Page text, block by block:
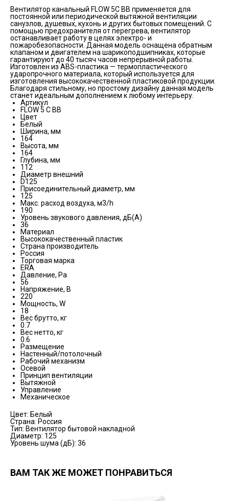
Вентилятор канальный FLOW 5C BB применяется для
постоянной или периодической вытяжной вентиляции
санузлов, душевых, кухонь и других бытовых помещений. С
помощью предохранителя от перегрева, вентилятор
останавливает работу в целях электро- и
пожаробезопасности. Данная модель оснащена обратным
клапаном и двигателем на шарикоподшипниках, которые
гарантируют до 40 тысяч часов непрерывной работы.
Изготовлен из ABS-пластика — термопластического
ударопрочного материала, который используется для
изготовления высококачественной пластиковой продукции.
Благодаря стильному, но простому дизайну данная модель
станет идеальным дополнением к любому интерьеру.
Артикул
FLOW 5 C BB
Цвет
Белый
Ширина, мм
164
Высота, мм
164
Глубина, мм
112
Диаметр внешний
D125
Присоединительный диаметр, мм
125
Макс. расход воздуха, м3/h
190
Уровень звукового давления, дБ(А)
36
Материал
Высококачественный пластик
Страна производитель
Россия
Торговая марка
ERA
Давление, Pa
56
Напряжение, В
220
Мощность, W
18
Вес брутто, кг
0.7
Вес нетто, кг
0.6
Размещение
Настенный/потолочный
Рабочий механизм
Осевой
Принцип вентиляции
Вытяжной
Управление
Механическое
Цвет: Белый
Страна: Россия
Тип: Вентилятор бытовой накладной
Диаметр: 125
Уровень шума (дБ): 36
ВАМ ТАК ЖЕ МОЖЕТ ПОНРАВИТЬСЯ